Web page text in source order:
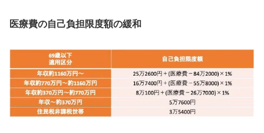
医療費の自己負担限度額の緩和